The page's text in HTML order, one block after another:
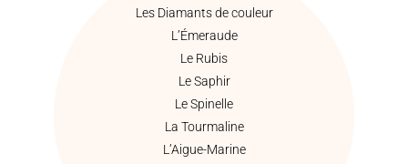
Les Diamants de couleur
L’Émeraude
Le Rubis
Le Saphir
Le Spinelle
La Tourmaline
L’Aigue-Marine